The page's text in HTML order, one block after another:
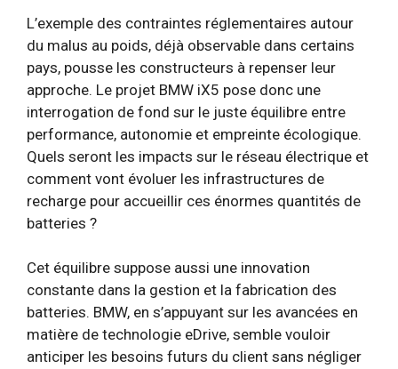
L’exemple des contraintes réglementaires autour
du malus au poids, déjà observable dans certains
pays, pousse les constructeurs à repenser leur
approche. Le projet BMW iX5 pose donc une
interrogation de fond sur le juste équilibre entre
performance, autonomie et empreinte écologique.
Quels seront les impacts sur le réseau électrique et
comment vont évoluer les infrastructures de
recharge pour accueillir ces énormes quantités de
batteries ?
Cet équilibre suppose aussi une innovation
constante dans la gestion et la fabrication des
batteries. BMW, en s’appuyant sur les avancées en
matière de technologie eDrive, semble vouloir
anticiper les besoins futurs du client sans négliger